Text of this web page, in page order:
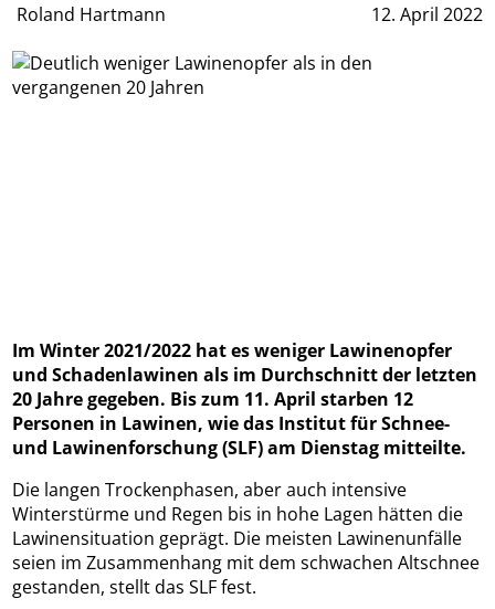
Roland Hartmann 12. April 2022
Im Winter 2021/2022 hat es weniger Lawinenopfer
und Schadenlawinen als im Durchschnitt der letzten
20 Jahre gegeben. Bis zum 11. April starben 12
Personen in Lawinen, wie das Institut für Schnee-
und Lawinenforschung (SLF) am Dienstag mitteilte.
Die langen Trockenphasen, aber auch intensive
Winterstürme und Regen bis in hohe Lagen hätten die
Lawinensituation geprägt. Die meisten Lawinenunfälle
seien im Zusammenhang mit dem schwachen Altschnee
gestanden, stellt das SLF fest.